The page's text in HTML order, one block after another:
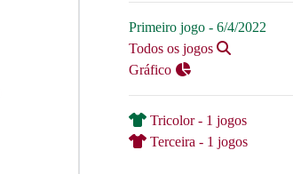
Primeiro jogo - 6/4/2022
Todos os jogos
Gráfico
Tricolor - 1 jogos
Terceira - 1 jogos